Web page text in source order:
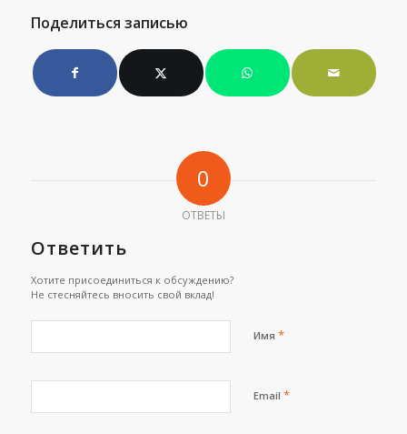
Поделиться записью
0
ОТВЕТЫ
Ответить
Хотите присоединиться к обсуждению?
Не стесняйтесь вносить свой вклад!
Имя *
Email *